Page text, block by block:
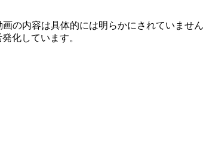
の内容は具体的には明らかにされていませ
化しています。